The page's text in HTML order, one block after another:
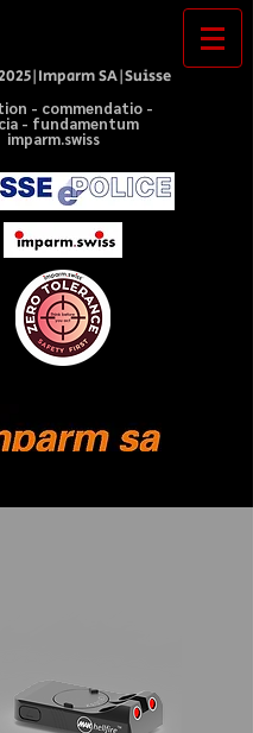
|Imparm SA|Suisse
- commendatio -
- fundamentum
imparm.swiss